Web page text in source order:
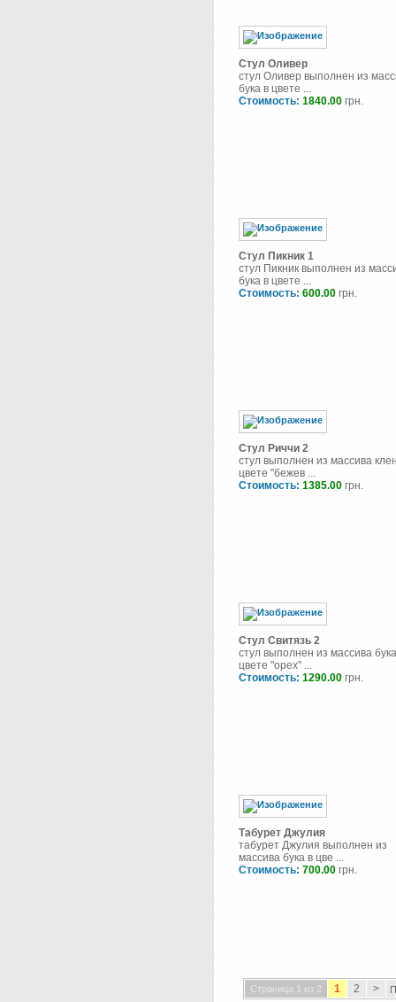
Стул Оливер
стул Оливер выполнен из
бука в цвете ...
Стоимость: 1840.00 грн.
Стул Пикник 1
стул Пикник выполнен из
бука в цвете ...
Стоимость: 600.00 грн.
Стул Риччи 2
стул выполнен из массива
цвете "бежев ...
Стоимость: 1385.00 грн.
Стул Свитязь 2
стул выполнен из массива
цвете "орех" ...
Стоимость: 1290.00 грн.
Табурет Джулия
табурет Джулия выполнен из
массива бука в цве ...
Стоимость: 700.00 грн.
Страница 1 из 2 1 2 >